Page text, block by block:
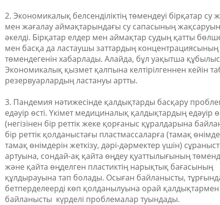
2. Экономикалық белсенділіктің төмендеуі бірқатар су
мен жағалау аймақтарындағы су сапасының
әкелді. Бірқатар елдер мен аймақтар судың қатты
мен басқа да ластаушы заттардың концентрациясының
төмендегенін хабарлады. Алайда, бұл уақытша
Экономикалық қызмет қалпына келтірілгеннен кейін
резервуарлардың ластануы артты.
3. Пандемия нәтижесінде қалдықтарды басқару
едәуір өсті. Үкімет медициналық қалдықтардың едәуір
(негізінен бір реттік жеке қорғаныс құралдарына
бір реттік қолданыстағы пластмассаларға (тамақ
тамақ өнімдерін жеткізу, дәрі-дәрмектер үшін)
артуына, сондай-ақ қайта өңдеу қуаттылығының
және қайта өңделген пластиктің нарықтық бағасының
құлдырауына тап болады. Осыған байланысты,
бетперделеерді көп қолданылуына орай
байланысты күрделі проблемалар туындады.